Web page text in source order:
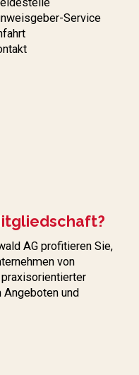
Service
AG profitieren Sie,
von
und